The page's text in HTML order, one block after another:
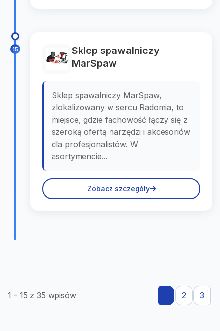
15
Sklep spawalniczy
MarSpaw
Sklep spawalniczy MarSpaw,
zlokalizowany w sercu Radomia, to
miejsce, gdzie fachowość łączy się z
szeroką ofertą narzędzi i akcesoriów
dla profesjonalistów. W
asortymencie...
Zobacz szczegóły
1 - 15 z 35 wpisów 2 3